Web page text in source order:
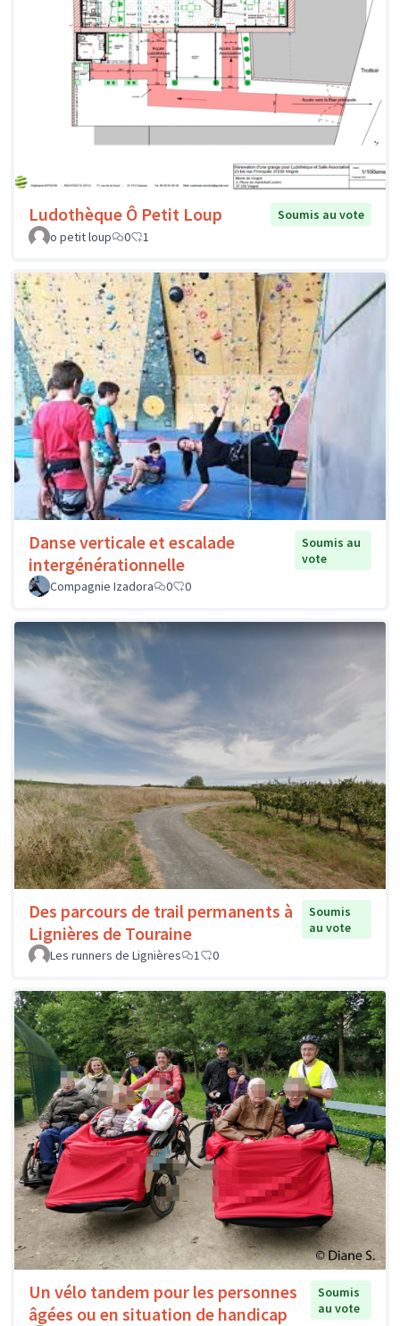
Ludothèque Ô Petit Loup
Soumis au vote
o petit loup
0 1
Danse verticale et escalade
intergénérationnelle
Soumis au
vote
Compagnie Izadora
0 0
Des parcours de trail permanents à
Lignières de Touraine
Soumis
au vote
Les runners de Lignières
1 0
Un vélo tandem pour les personnes
âgées ou en situation de handicap
Soumis
au vote